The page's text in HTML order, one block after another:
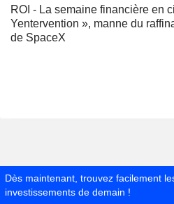
ROI - La semaine financière en
Yentervention », manne du
de SpaceX
Dès maintenant, trouvez facilement
investissements de demain !